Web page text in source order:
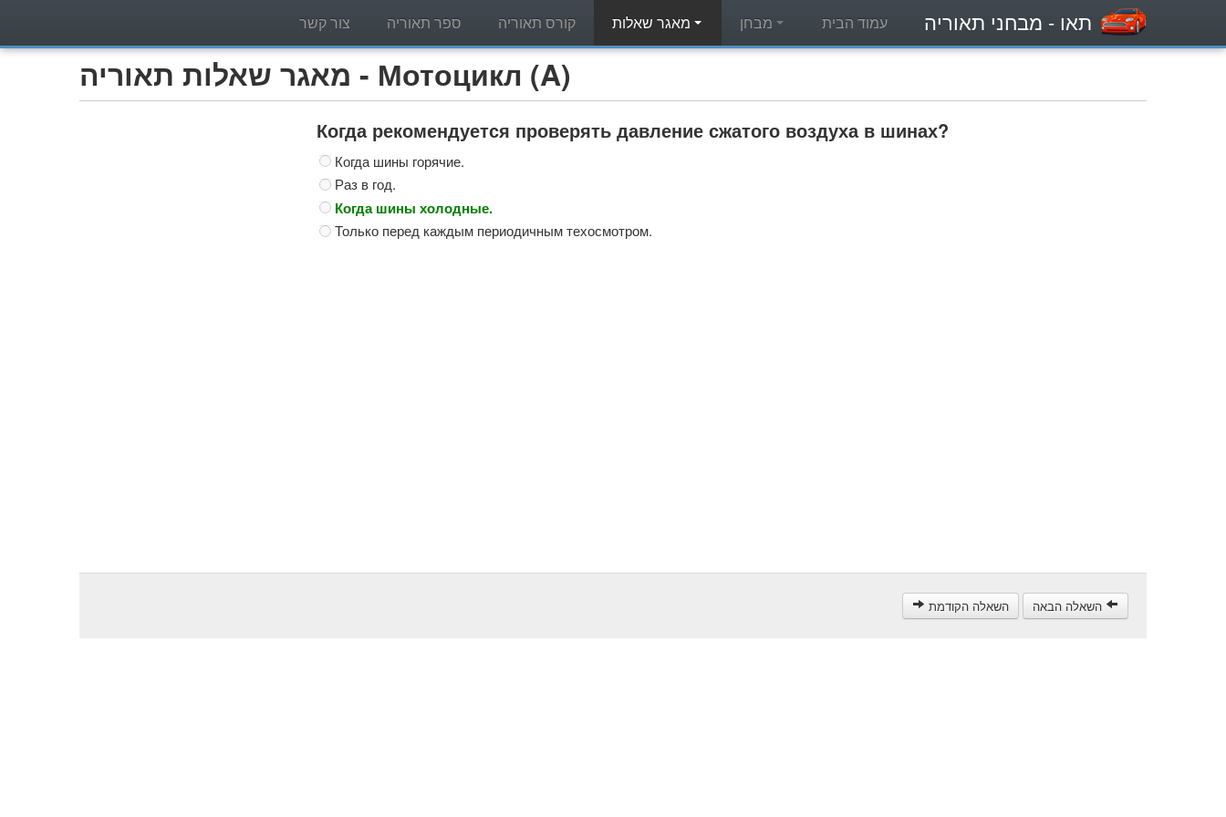
תאו - מבחני תאוריה עמוד הבית קורס תאוריה ספר תאוריה צור קשר
מאגר שאלות תאוריה - Мотоцикл (A)
Когда рекомендуется проверять давление сжатого воздуха в шинах?
Когда шины горячие.
Раз в год.
Когда шины холодные.
Только перед каждым периодичным техосмотром.
השאלה הקודמת